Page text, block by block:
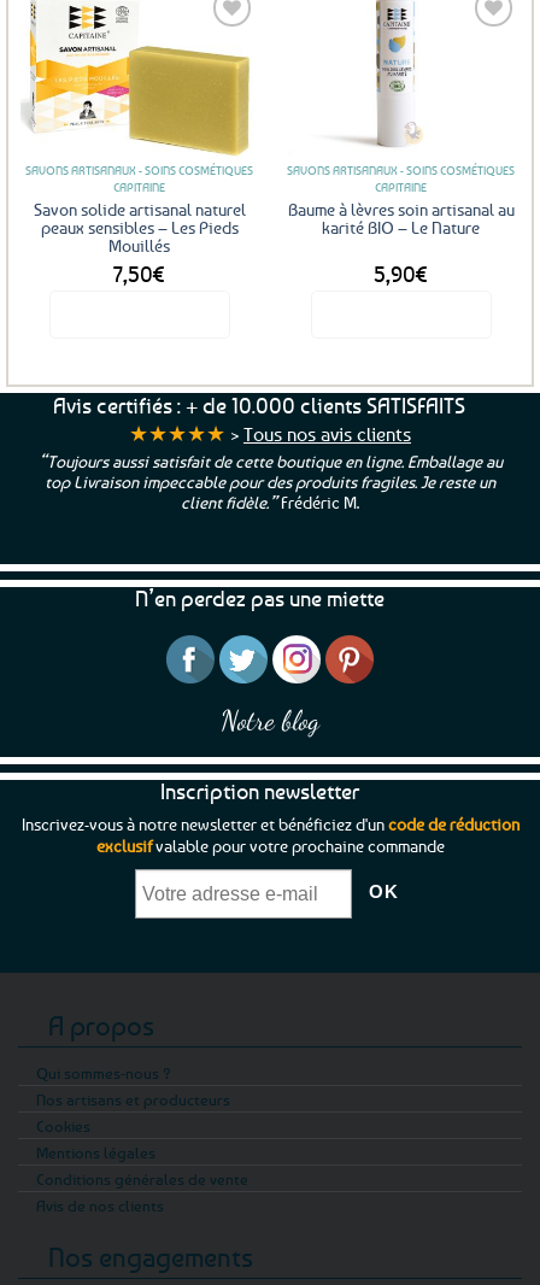
SAVONS ARTISANAUX - SOINS COSMÉTIQUES
CAPITAINE
Savon solide artisanal naturel
peaux sensibles – Les Pieds
Mouillés
7,50€
SAVONS ARTISANAUX - SOINS COSMÉTIQUES
CAPITAINE
Baume à lèvres soin artisanal au
karité BIO – Le Nature
5,90€
Avis certifiés : + de 10.000 clients SATISFAITS
★★★★★ > Tous nos avis clients
“Toujours aussi satisfait de cette boutique en ligne. Emballage au
top Livraison impeccable pour des produits fragiles. Je reste un
client fidèle.”Frédéric M.
N’en perdez pas une miette
Notre blog
Inscription newsletter
Inscrivez-vous à notre newsletter et bénéficiez d'uncode de réduction
exclusifvalable pour votre prochaine commande
A propos
Qui sommes-nous ?
Nos artisans et producteurs
Cookies
Mentions légales
Conditions générales de vente
Avis de nos clients
Nos engagements